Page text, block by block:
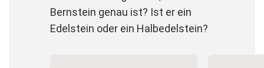
Bernstein genau ist? Ist er ein
Edelstein oder ein Halbedelstein?